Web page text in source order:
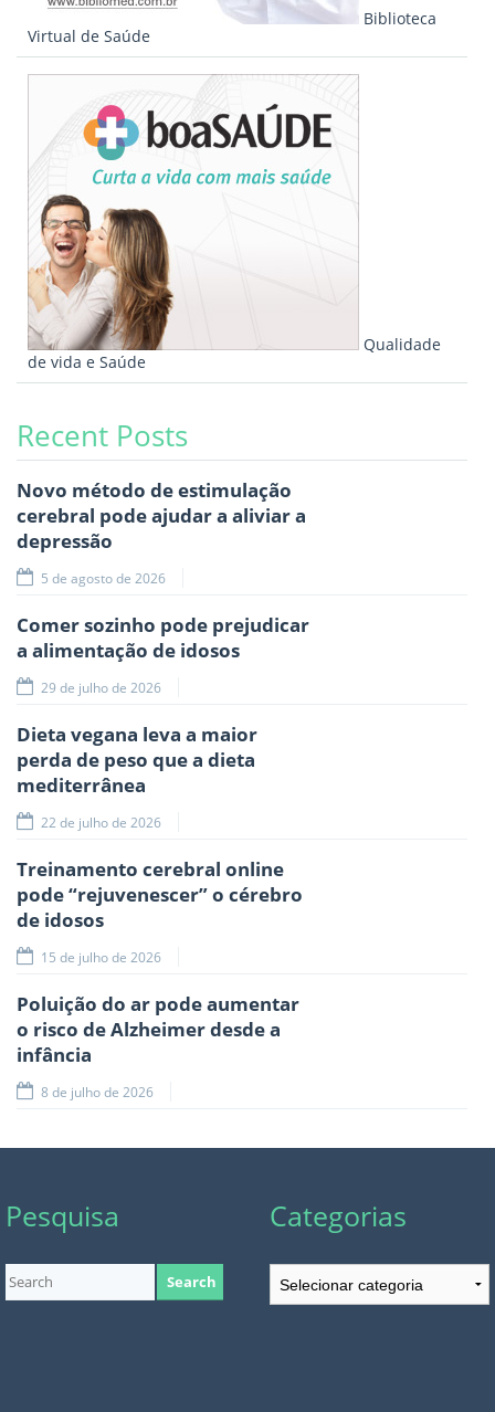
Biblioteca
Virtual de Saúde
Qualidade
de vida e Saúde
Recent Posts
Novo método de estimulação
cerebral pode ajudar a aliviar a
depressão
5 de agosto de 2026
Comer sozinho pode prejudicar
a alimentação de idosos
29 de julho de 2026
Dieta vegana leva a maior
perda de peso que a dieta
mediterrânea
22 de julho de 2026
Treinamento cerebral online
pode “rejuvenescer” o cérebro
de idosos
15 de julho de 2026
Poluição do ar pode aumentar
o risco de Alzheimer desde a
infância
8 de julho de 2026
Pesquisa Categorias
Categorias